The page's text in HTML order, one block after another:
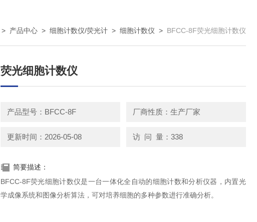
> 产品中心 > 细胞计数仪/荧光计 > 细胞计数仪 > BFCC-8F荧光细胞计数仪
荧光细胞计数仪
产品型号：BFCC-8F 厂商性质：生产厂家
更新时间：2026-05-08 访 问 量：338
简要描述：
BFCC-8F荧光细胞计数仪是一台一体化全自动的细胞计数和分析仪器，内置光
学成像系统和图像分析算法，可对培养细胞的多种参数进行准确分析。